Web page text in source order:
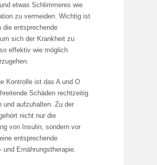
etwas Schlimmeres wie
zu vermeiden. Wichtig ist
die entsprechende
sich der Krankheit zu
effektiv wie möglich
Kontrolle ist das A und O
Schäden rechtzeitig
und aufzuhalten. Zu der
nicht nur die
von Insulin, sondern vor
entsprechende
und Ernährungstherapie.